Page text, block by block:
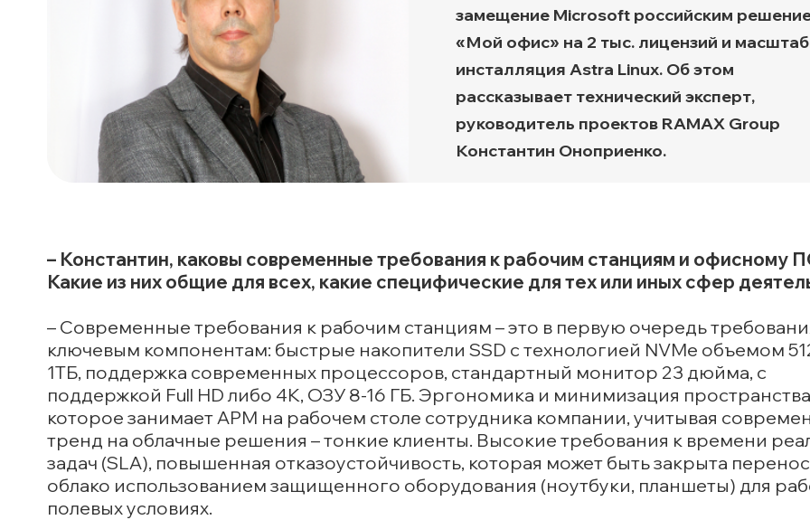
замещение Microsoft российским
«Мой офис» на 2 тыс. лицензий и
инсталляция Astra Linux. Об этом
рассказывает технический эксперт,
руководитель проектов RAMAX Group
Константин Оноприенко.
– Константин, каковы современные требования к рабочим станциям и офисному
Какие из них общие для всех, какие специфические для тех или иных сфер
– Современные требования к рабочим станциям – это в первую очередь
ключевым компонентам: быстрые накопители SSD с технологией NVMe объемом
1ТБ, поддержка современных процессоров, стандартный монитор 23 дюйма, с
поддержкой Full HD либо 4K, ОЗУ 8-16 ГБ. Эргономика и минимизация
которое занимает АРМ на рабочем столе сотрудника компании, учитывая
тренд на облачные решения – тонкие клиенты. Высокие требования к времени
задач (SLA), повышенная отказоустойчивость, которая может быть закрыта
облако использованием защищенного оборудования (ноутбуки, планшеты) для
полевых условиях.